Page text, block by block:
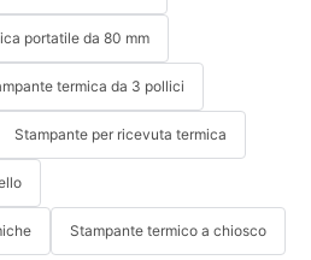
portatile da 80 mm
termica da 3 pollici
Stampante per ricevuta termica
Stampante termico a chiosco